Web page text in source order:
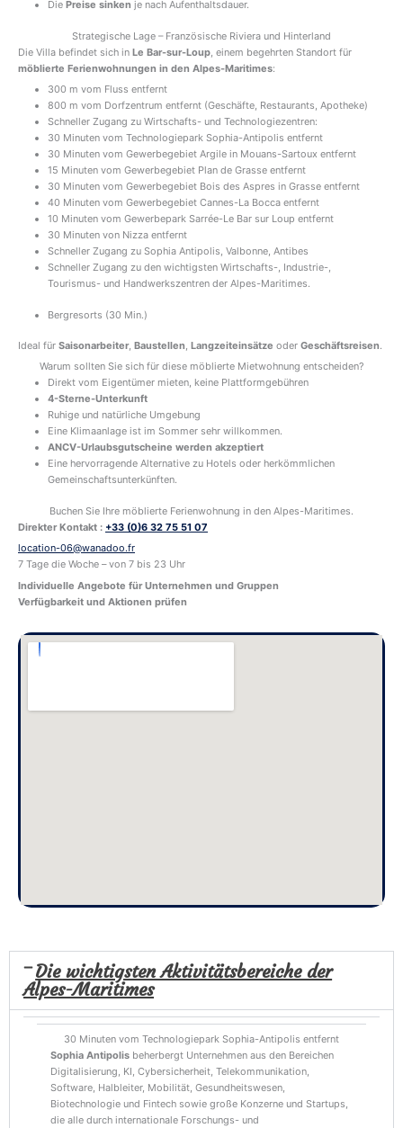
Die Preise sinken je nach Aufenthaltsdauer.
Strategische Lage – Französische Riviera und Hinterland
Die Villa befindet sich in Le Bar-sur-Loup , einem begehrten Standort für
möblierte Ferienwohnungen in den Alpes-Maritimes:
300 m vom Fluss entfernt
800 m vom Dorfzentrum entfernt (Geschäfte, Restaurants, Apotheke)
Schneller Zugang zu Wirtschafts- und Technologiezentren:
30 Minuten vom Technologiepark Sophia-Antipolis entfernt
30 Minuten vom Gewerbegebiet Argile in Mouans-Sartoux entfernt
15 Minuten vom Gewerbegebiet Plan de Grasse entfernt
30 Minuten vom Gewerbegebiet Bois des Aspres in Grasse entfernt
40 Minuten vom Gewerbegebiet Cannes-La Bocca entfernt
10 Minuten vom Gewerbepark Sarrée-Le Bar sur Loup entfernt
30 Minuten von Nizza entfernt
Schneller Zugang zu Sophia Antipolis, Valbonne, Antibes
Schneller Zugang zu den wichtigsten Wirtschafts-, Industrie-,
Tourismus- und Handwerkszentren der Alpes-Maritimes.
Bergresorts (30 Min.)
Ideal für Saisonarbeiter, Baustellen, Langzeiteinsätze oder Geschäftsreisen.
Warum sollten Sie sich für diese möblierte Mietwohnung entscheiden?
Direkt vom Eigentümer mieten, keine Plattformgebühren
4-Sterne-Unterkunft
Ruhige und natürliche Umgebung
Eine Klimaanlage ist im Sommer sehr willkommen.
ANCV-Urlaubsgutscheine werden akzeptiert
Eine hervorragende Alternative zu Hotels oder herkömmlichen
Gemeinschaftsunterkünften.
Buchen Sie Ihre möblierte Ferienwohnung in den Alpes-Maritimes.
Direkter Kontakt : +33 (0)6 32 75 51 07
location-06@wanadoo.fr
7 Tage die Woche – von 7 bis 23 Uhr
Individuelle Angebote für Unternehmen und Gruppen
Verfügbarkeit und Aktionen prüfen
Die wichtigsten Aktivitätsbereiche der
Alpes-Maritimes
30 Minuten vom Technologiepark Sophia-Antipolis entfernt
Sophia Antipolis beherbergt Unternehmen aus den Bereichen
Digitalisierung, KI, Cybersicherheit, Telekommunikation,
Software, Halbleiter, Mobilität, Gesundheitswesen,
Biotechnologie und Fintech sowie große Konzerne und Startups,
die alle durch internationale Forschungs- und